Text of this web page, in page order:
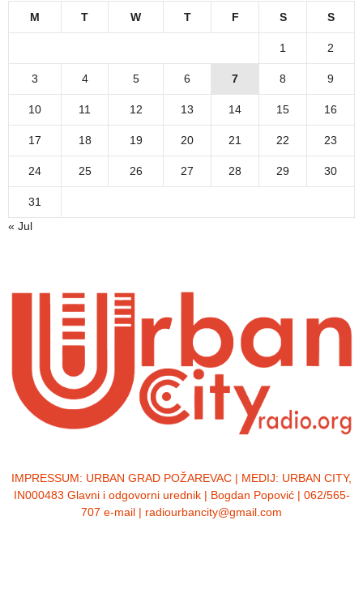
M T W T F S S
1 2
3 4 5 6 7 8 9
10 11 12 13 14 15 16
17 18 19 20 21 22 23
24 25 26 27 28 29 30
31
« Jul
IMPRESSUM: URBAN GRAD POŽAREVAC | MEDIJ: URBAN CITY,
IN000483 Glavni i odgovorni urednik | Bogdan Popović | 062/565-
707 e-mail | radiourbancity@gmail.com